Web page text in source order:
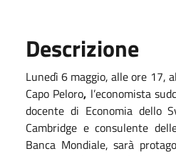
Descrizione
Lunedì 6 maggio, alle ore 17,
Capo Peloro, l’economista
docente di Economia dello
Cambridge e consulente
Banca Mondiale, sarà